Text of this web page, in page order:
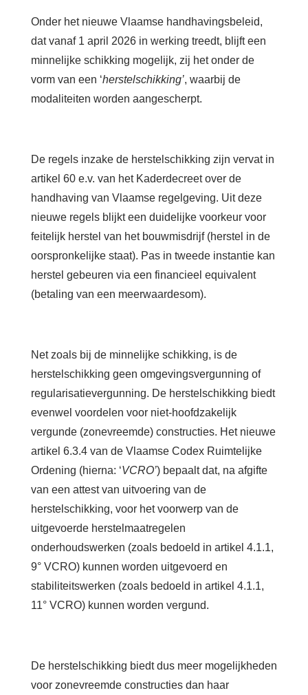
Onder het nieuwe Vlaamse handhavingsbeleid,
dat vanaf 1 april 2026 in werking treedt, blijft een
minnelijke schikking mogelijk, zij het onder de
vorm van een ‘herstelschikking’, waarbij de
modaliteiten worden aangescherpt.
De regels inzake de herstelschikking zijn vervat in
artikel 60 e.v. van het Kaderdecreet over de
handhaving van Vlaamse regelgeving. Uit deze
nieuwe regels blijkt een duidelijke voorkeur voor
feitelijk herstel van het bouwmisdrijf (herstel in de
oorspronkelijke staat). Pas in tweede instantie kan
herstel gebeuren via een financieel equivalent
(betaling van een meerwaardesom).
Net zoals bij de minnelijke schikking, is de
herstelschikking geen omgevingsvergunning of
regularisatievergunning. De herstelschikking biedt
evenwel voordelen voor niet-hoofdzakelijk
vergunde (zonevreemde) constructies. Het nieuwe
artikel 6.3.4 van de Vlaamse Codex Ruimtelijke
Ordening (hierna: ‘VCRO’) bepaalt dat, na afgifte
van een attest van uitvoering van de
herstelschikking, voor het voorwerp van de
uitgevoerde herstelmaatregelen
onderhoudswerken (zoals bedoeld in artikel 4.1.1,
9° VCRO) kunnen worden uitgevoerd en
stabiliteitswerken (zoals bedoeld in artikel 4.1.1,
11° VCRO) kunnen worden vergund.
De herstelschikking biedt dus meer mogelijkheden
voor zonevreemde constructies dan haar